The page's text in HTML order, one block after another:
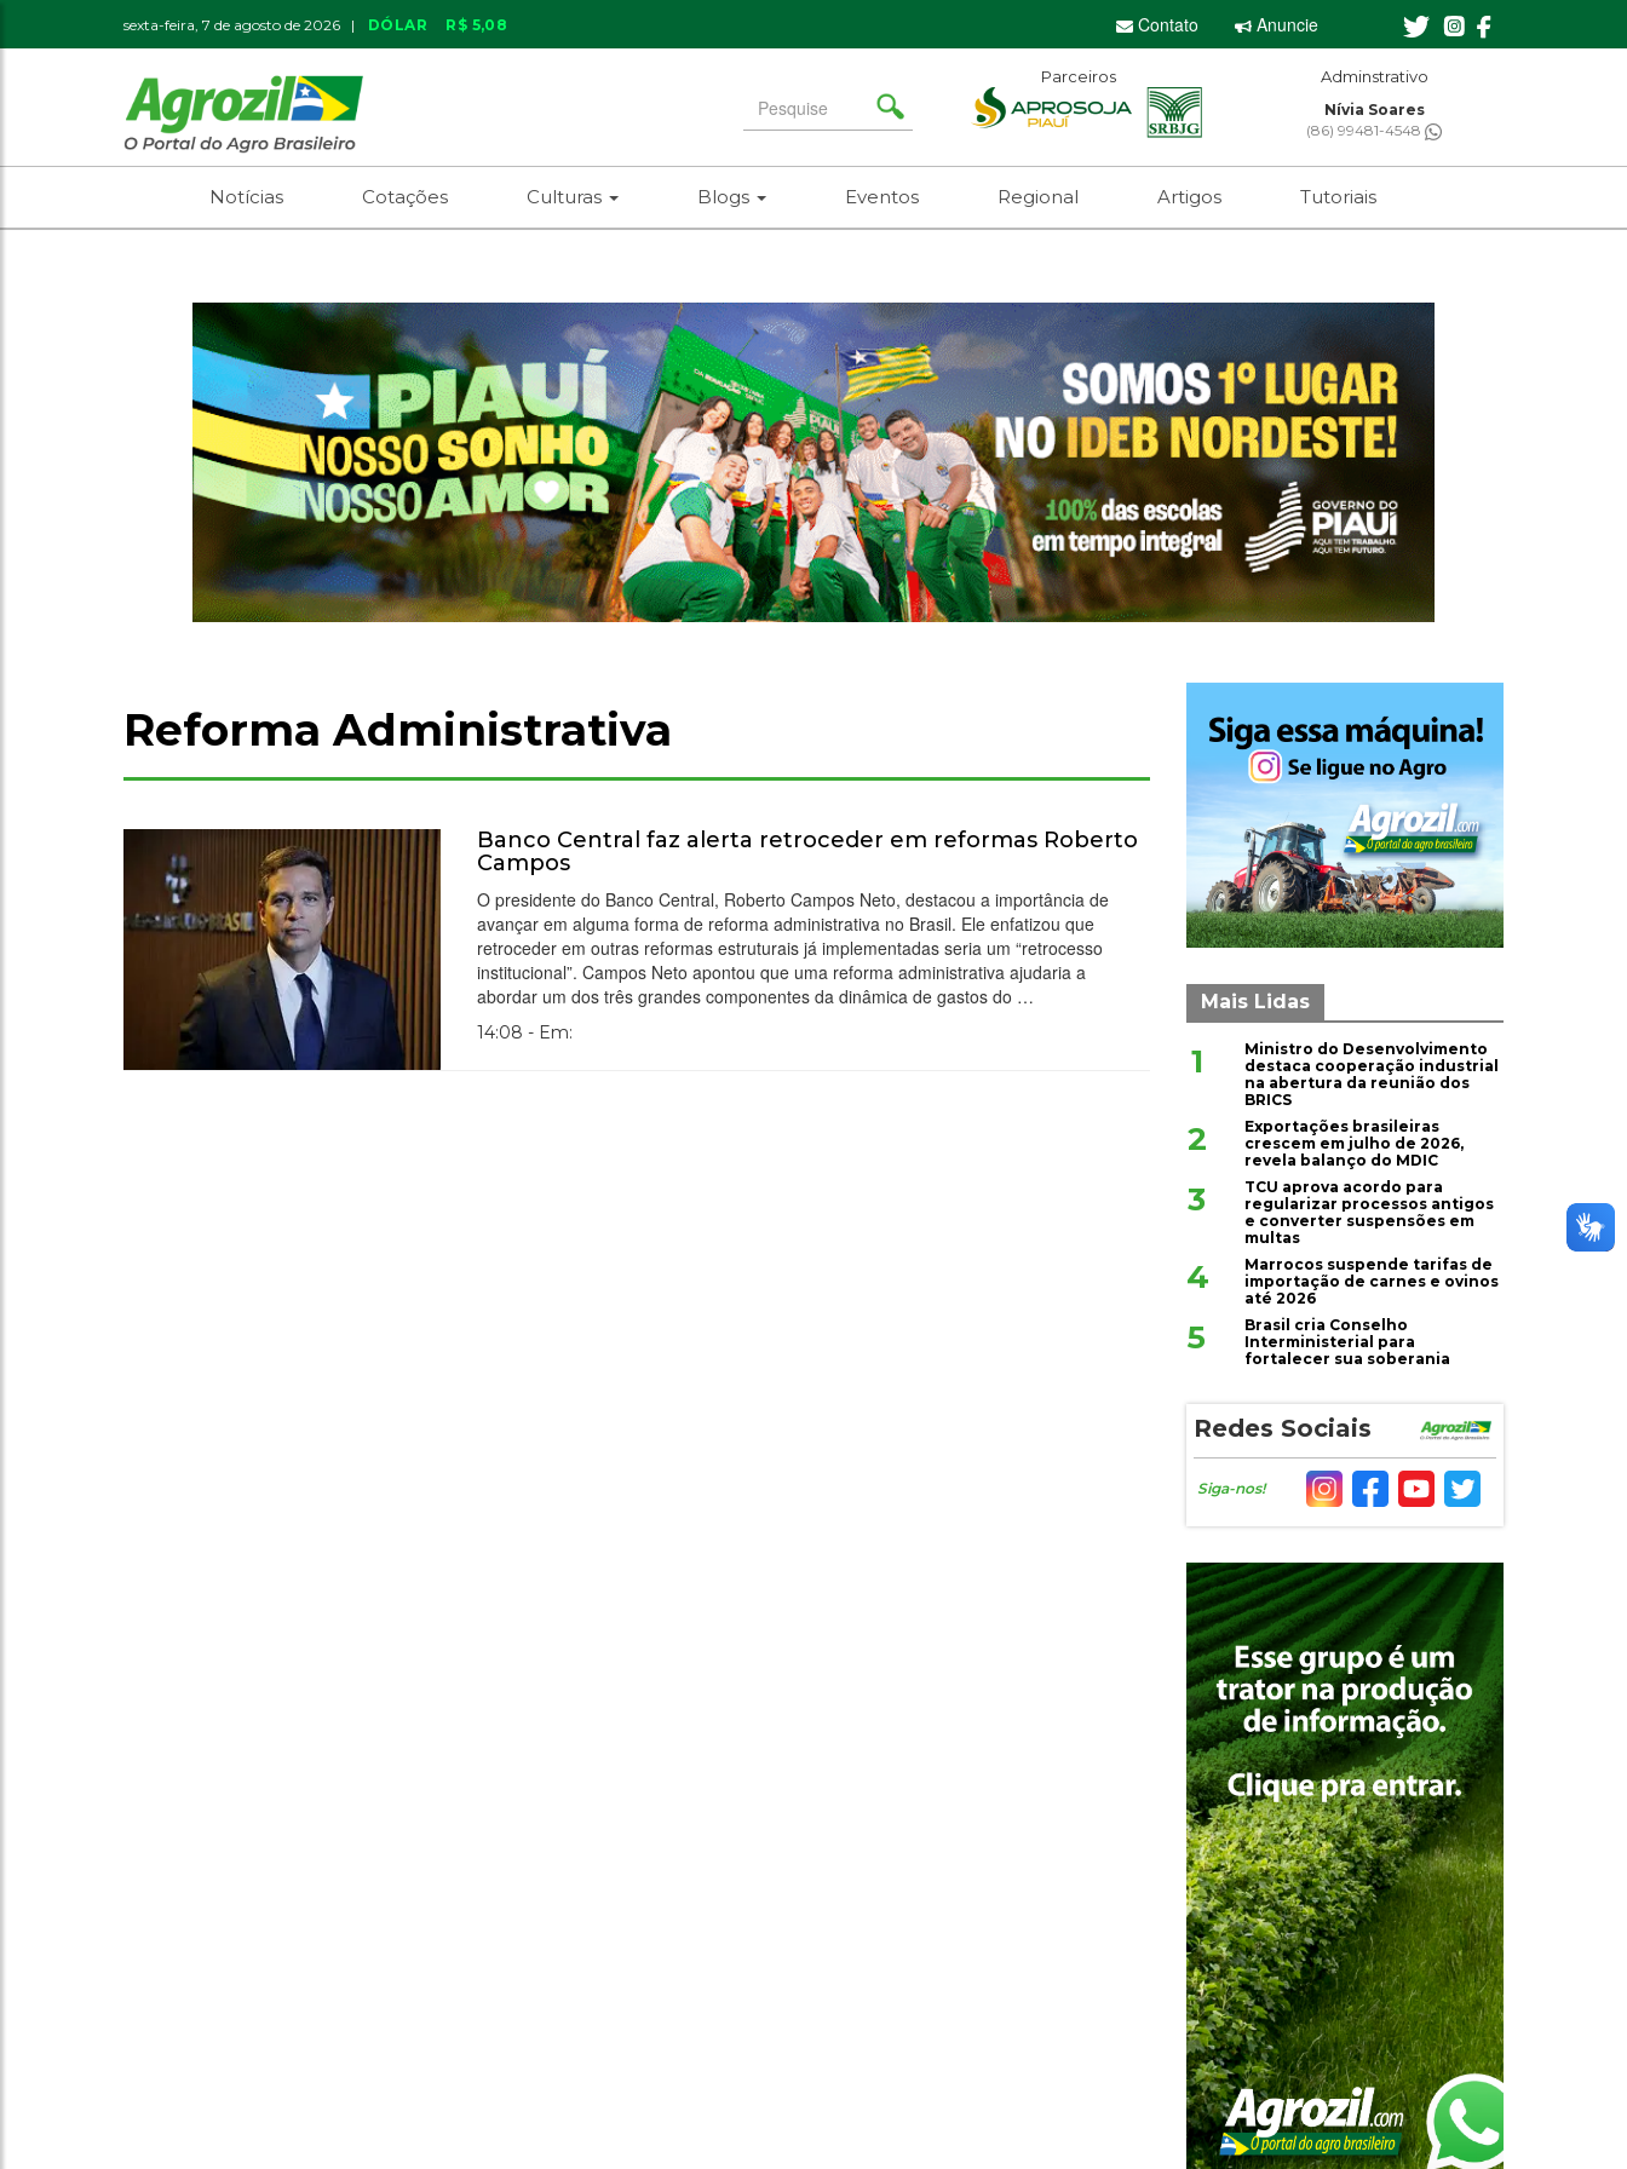
sexta-feira, 7 de agosto de 2026 | DÓLAR R$ 5,08 Contato Anuncie
Search
for
Parceiros Adminstrativo
Nívia Soares
(86) 99481-4548
Notícias Cotações Culturas Blogs Eventos Regional Artigos Tutoriais
Reforma Administrativa
Banco Central faz alerta retroceder em reformas Roberto
Campos
O presidente do Banco Central, Roberto Campos Neto, destacou a importância de
avançar em alguma forma de reforma administrativa no Brasil. Ele enfatizou que
retroceder em outras reformas estruturais já implementadas seria um “retrocesso
institucional”. Campos Neto apontou que uma reforma administrativa ajudaria a
abordar um dos três grandes componentes da dinâmica de gastos do …
14:08 - Em:
Mais Lidas
1
Ministro do Desenvolvimento
destaca cooperação industrial
na abertura da reunião dos
BRICS
2
Exportações brasileiras
crescem em julho de 2026,
revela balanço do MDIC
3
TCU aprova acordo para
regularizar processos antigos
e converter suspensões em
multas
4
Marrocos suspende tarifas de
importação de carnes e ovinos
até 2026
5
Brasil cria Conselho
Interministerial para
fortalecer sua soberania
Redes Sociais
Siga-nos!